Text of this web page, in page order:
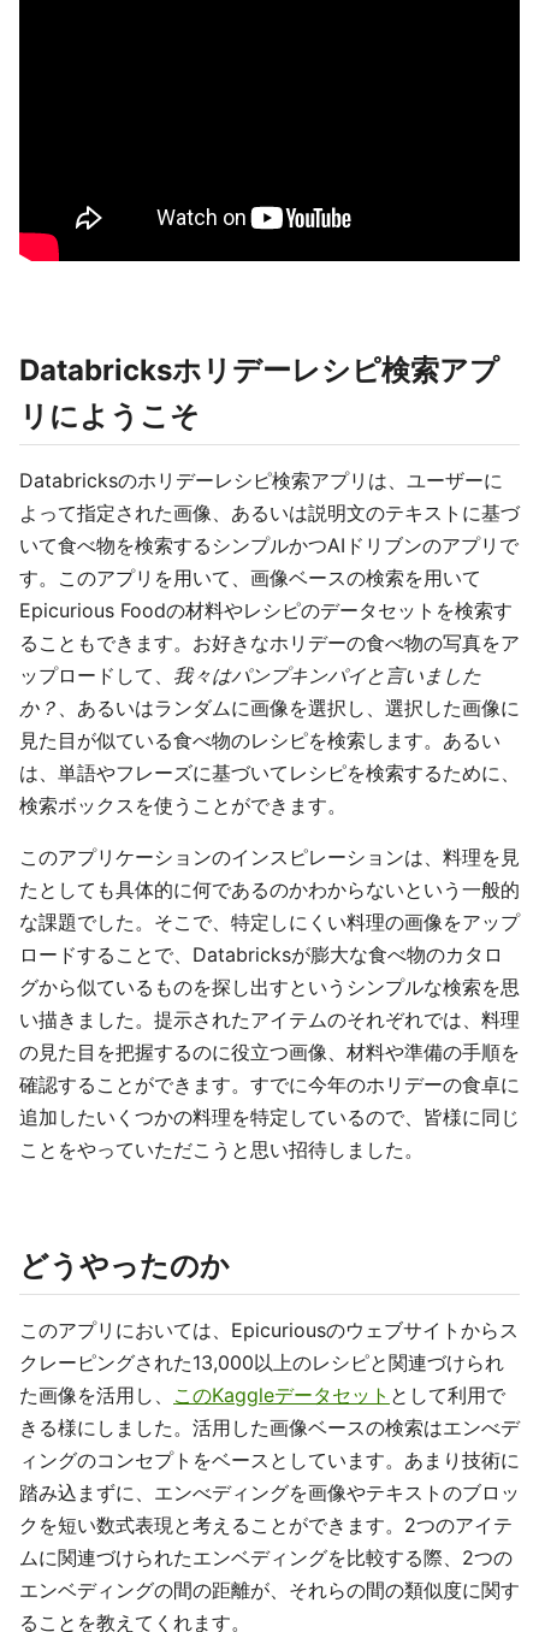
Databricksホリデーレシピ検索アプ
リにようこそ
Databricksのホリデーレシピ検索アプリは、ユーザーに
よって指定された画像、あるいは説明文のテキストに基づ
いて食べ物を検索するシンプルかつAIドリブンのアプリで
す。このアプリを用いて、画像ベースの検索を用いて
Epicurious Foodの材料やレシピのデータセットを検索す
ることもできます。お好きなホリデーの食べ物の写真をア
ップロードして、 我々はパンプキンパイと言いました
か？ 、あるいはランダムに画像を選択し、選択した画像に
見た目が似ている食べ物のレシピを検索します。あるい
は、単語やフレーズに基づいてレシピを検索するために、
検索ボックスを使うことができます。
このアプリケーションのインスピレーションは、料理を見
たとしても具体的に何であるのかわからないという一般的
な課題でした。そこで、特定しにくい料理の画像をアップ
ロードすることで、Databricksが膨大な食べ物のカタロ
グから似ているものを探し出すというシンプルな検索を思
い描きました。提示されたアイテムのそれぞれでは、料理
の見た目を把握するのに役立つ画像、材料や準備の手順を
確認することができます。すでに今年のホリデーの食卓に
追加したいくつかの料理を特定しているので、皆様に同じ
ことをやっていただこうと思い招待しました。
どうやったのか
このアプリにおいては、Epicuriousのウェブサイトからス
クレーピングされた13,000以上のレシピと関連づけられ
た画像を活用し、 このKaggleデータセット として利用で
きる様にしました。活用した画像ベースの検索はエンべデ
ィングのコンセプトをベースとしています。あまり技術に
踏み込まずに、エンべディングを画像やテキストのブロッ
クを短い数式表現と考えることができます。2つのアイテ
ムに関連づけられたエンベディングを比較する際、2つの
エンベディングの間の距離が、それらの間の類似度に関す
ることを教えてくれます。